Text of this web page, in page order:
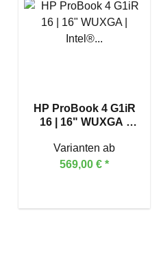
HP ProBook 4 G1iR
16 | 16" WUXGA |
Varianten ab
569,00 € *